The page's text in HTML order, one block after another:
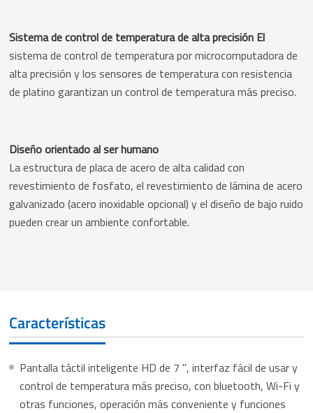
Sistema de control de temperatura de alta precisión El
sistema de control de temperatura por microcomputadora de
alta precisión y los sensores de temperatura con resistencia
de platino garantizan un control de temperatura más preciso.
Diseño orientado al ser humano
La estructura de placa de acero de alta calidad con
revestimiento de fosfato, el revestimiento de lámina de acero
galvanizado (acero inoxidable opcional) y el diseño de bajo ruido
pueden crear un ambiente confortable.
Características
Pantalla táctil inteligente HD de 7 '', interfaz fácil de usar y
control de temperatura más preciso, con bluetooth, Wi-Fi y
otras funciones, operación más conveniente y funciones